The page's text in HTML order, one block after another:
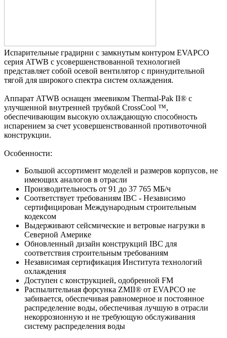
Испарительные градирни с замкнутым контуром EVAPCO
серия ATWB с усовершенствованной технологией
представляет собой осевой вентилятор с принудительной
тягой для широкого спектра систем охлаждения.
Аппарат ATWB оснащен змеевиком Thermal-Pak II® с
улучшенной внутренней трубкой CrossCool ™,
обеспечивающим высокую охлаждающую способность
испарением за счет усовершенствованной противоточной
конструкции.
Особенности:
Большой ассортимент моделей и размеров корпусов, не
имеющих аналогов в отрасли
Производительность от 91 до 37 765 МБ/ч
Соответствует требованиям IBC - Независимо
сертифицирован Международным строительным
кодексом
Выдерживают сейсмические и ветровые нагрузки в
Северной Америке
Обновленный дизайн конструкций IBC для
соответствия строительным требованиям
Независимая сертификация Института технологий
охлаждения
Доступен с конструкцией, одобренной FM
Распылительная форсунка ZMII® от EVAPCO не
забивается, обеспечивая равномерное и постоянное
распределение воды, обеспечивая лучшую в отрасли
некоррозионную и не требующую обслуживания
систему распределения воды